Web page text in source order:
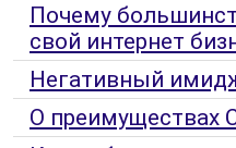
Почему
свой интернет
Негативный
О преимуществах